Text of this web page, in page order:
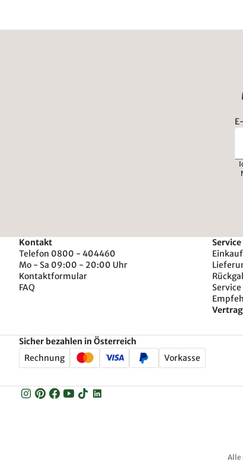
Kontakt
Telefon 0800 - 404460
Mo - Sa 09:00 - 20:00 Uhr
Kontaktformular
FAQ
Service
Sicher bezahlen in Österreich
Rechnung
Vorkasse
Alle